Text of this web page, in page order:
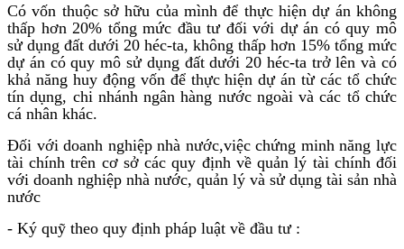
Có vốn thuộc sở hữu của mình để thực hiện dự án không
thấp hơn 20% tổng mức đầu tư đối với dự án có quy mô
sử dụng đất dưới 20 héc-ta, không thấp hơn 15% tổng mức
dự án có quy mô sử dụng đất dưới 20 héc-ta trở lên và có
khả năng huy động vốn để thực hiện dự án từ các tổ chức
tín dụng, chi nhánh ngân hàng nước ngoài và các tổ chức
cá nhân khác.
Đối với doanh nghiệp nhà nước,việc chứng minh năng lực
tài chính trên cơ sở các quy định về quản lý tài chính đối
với doanh nghiệp nhà nước, quản lý và sử dụng tài sản nhà
nước
- Ký quỹ theo quy định pháp luật về đầu tư :